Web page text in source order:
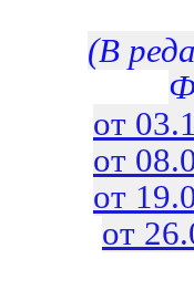
(В
от
от
от
от